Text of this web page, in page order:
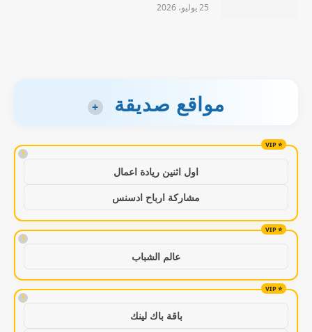
25 يوليو، 2026
مواقع صديقة +
!
اول اثنين ريادة اعمال
مشاركة ارباح ادسنس
!
عالم الشباب
!
باقة باك لينك